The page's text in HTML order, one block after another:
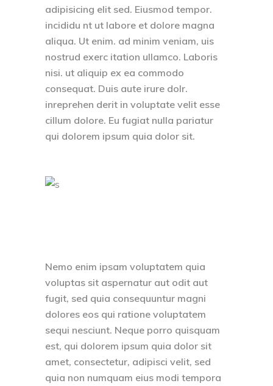
adipisicing elit sed. Eiusmod tempor.
incididu nt ut labore et dolore magna
aliqua. Ut enim. ad minim veniam, uis
nostrud exerc itation ullamco. Laboris
nisi. ut aliquip ex ea commodo
consequat. Duis aute irure dolr.
inreprehen derit in voluptate velit esse
cillum dolore. Eu fugiat nulla pariatur
qui dolorem ipsum quia dolor sit.
Nemo enim ipsam voluptatem quia
voluptas sit aspernatur aut odit aut
fugit, sed quia consequuntur magni
dolores eos qui ratione voluptatem
sequi nesciunt. Neque porro quisquam
est, qui dolorem ipsum quia dolor sit
amet, consectetur, adipisci velit, sed
quia non numquam eius modi tempora